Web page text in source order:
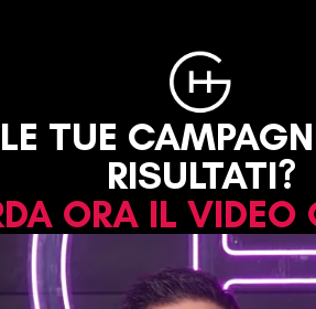
TUE
RISULTATI?
ORA IL VIDEO